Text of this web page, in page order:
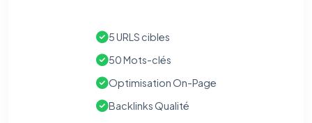
5 URLS cibles
50 Mots-clés
Optimisation On-Page
Backlinks Qualité